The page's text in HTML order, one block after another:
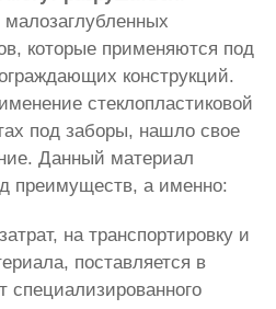
малозаглубленных
которые применяются под
конструкций.
стеклопластиковой
под заборы, нашло свое
Данный материал
преимуществ, а именно:
на транспортировку и
поставляется в
специализированного